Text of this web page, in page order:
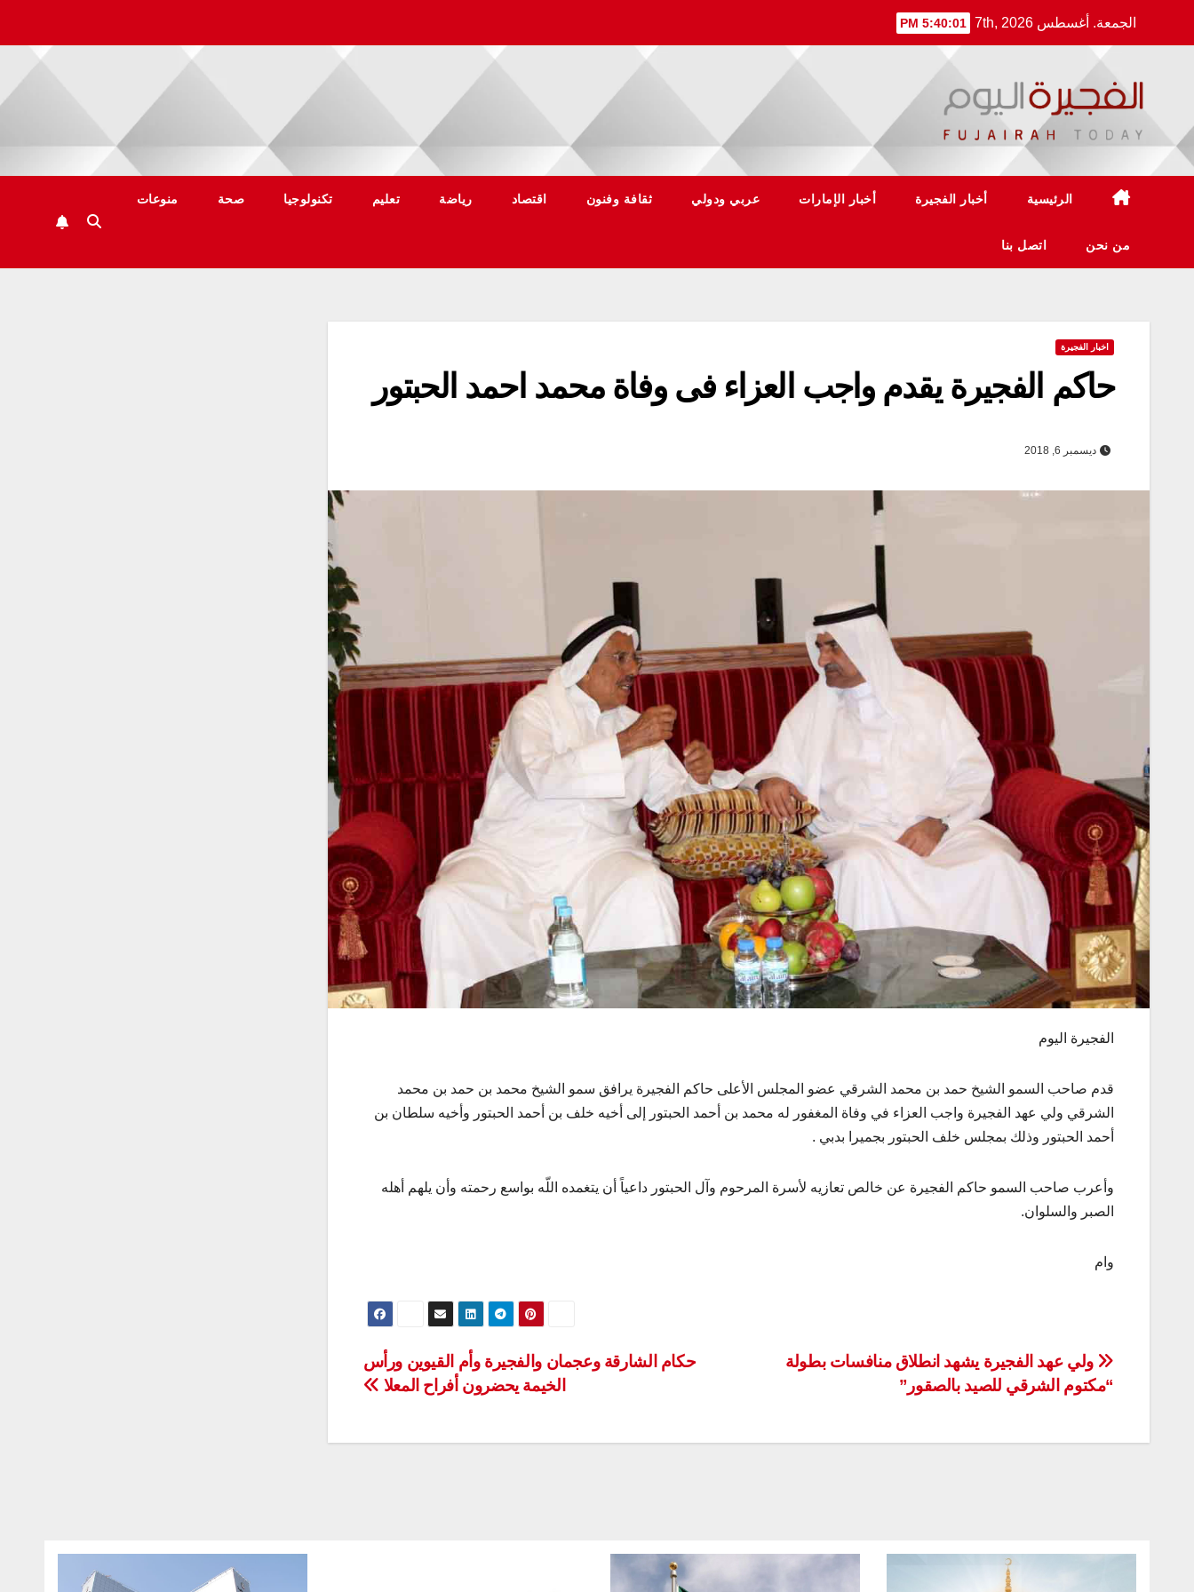
الجمعة. أغسطس 7th, 2026 5:40:02 PM
الرئيسية أخبار الفجيرة أخبار الإمارات عربي ودولي ثقافة وفنون اقتصاد رياضة تعليم تكنولوجيا صحة منوعات
من نحن اتصل بنا
اخبار الفجيرة
حاكم الفجيرة يقدم واجب العزاء فى وفاة محمد احمد الحبتور
ديسمبر 6, 2018
الفجيرة اليوم
قدم صاحب السمو الشيخ حمد بن محمد الشرقي عضو المجلس الأعلى حاكم الفجيرة يرافق سمو الشيخ محمد بن حمد بن محمد
الشرقي ولي عهد الفجيرة واجب العزاء في وفاة المغفور له محمد بن أحمد الحبتور إلى أخيه خلف بن أحمد الحبتور وأخيه سلطان بن
أحمد الحبتور وذلك بمجلس خلف الحبتور بجميرا بدبي .
وأعرب صاحب السمو حاكم الفجيرة عن خالص تعازيه لأسرة المرحوم وآل الحبتور داعياً أن يتغمده اللّه بواسع رحمته وأن يلهم أهله
الصبر والسلوان.
وام
تصفّح
المقالات
حكام الشارقة وعجمان والفجيرة وأم القيوين ورأس
الخيمة يحضرون أفراح المعلا
ولي عهد الفجيرة يشهد انطلاق منافسات بطولة
“مكتوم الشرقي للصيد بالصقور”